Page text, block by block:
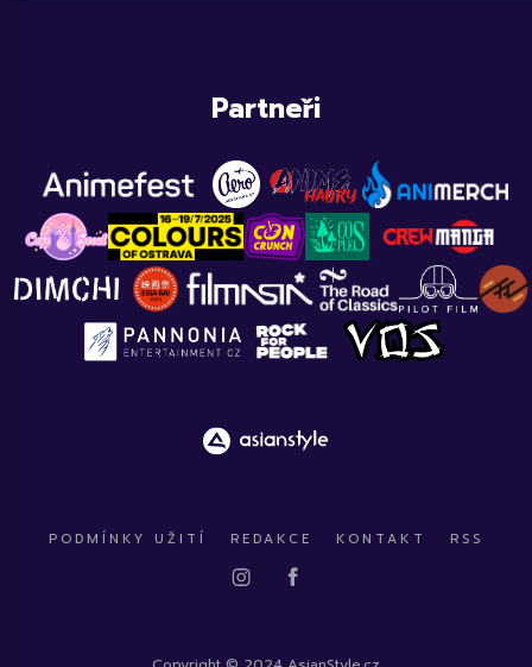
Partneři
PODMÍNKY UŽITÍ REDAKCE KONTAKT RSS